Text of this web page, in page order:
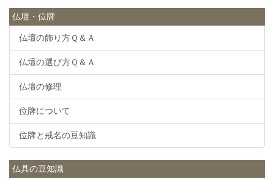
仏壇・位牌
仏壇の飾り方Ｑ＆Ａ
仏壇の選び方Ｑ＆Ａ
仏壇の修理
位牌について
位牌と戒名の豆知識
仏具の豆知識